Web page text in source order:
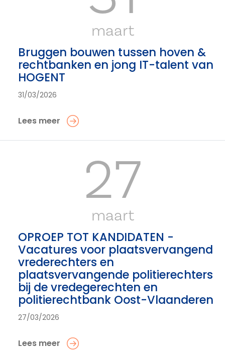
maart
Bruggen bouwen tussen hoven &
rechtbanken en jong IT-talent van
HOGENT
31/03/2026
Lees meer
27
maart
OPROEP TOT KANDIDATEN -
Vacatures voor plaatsvervangend
vrederechters en
plaatsvervangende politierechters
bij de vredegerechten en
politierechtbank Oost-Vlaanderen
27/03/2026
Lees meer